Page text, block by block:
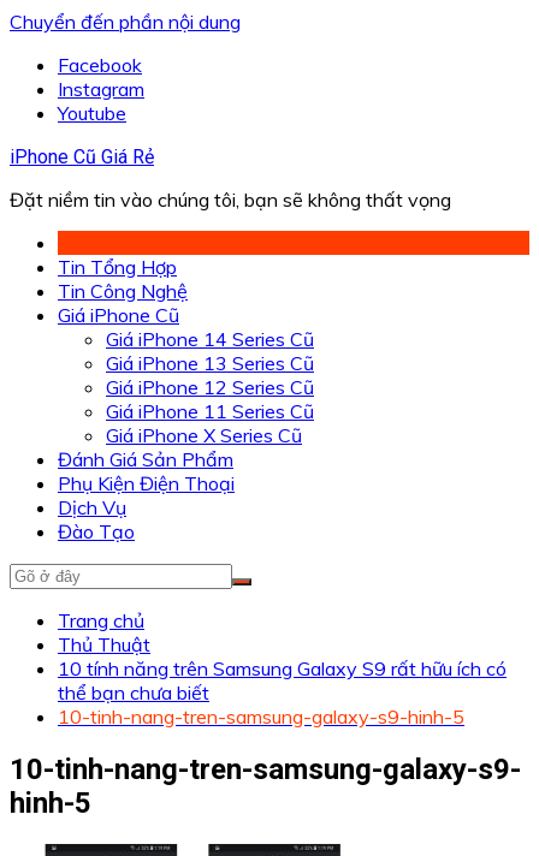
Chuyển đến phần nội dung
Facebook
Instagram
Youtube
iPhone Cũ Giá Rẻ
Đặt niềm tin vào chúng tôi, bạn sẽ không thất vọng
Tin Tổng Hợp
Tin Công Nghệ
Giá iPhone Cũ
Giá iPhone 14 Series Cũ
Giá iPhone 13 Series Cũ
Giá iPhone 12 Series Cũ
Giá iPhone 11 Series Cũ
Giá iPhone X Series Cũ
Đánh Giá Sản Phẩm
Phụ Kiện Điện Thoại
Dịch Vụ
Đào Tạo
Trang chủ
Thủ Thuật
10 tính năng trên Samsung Galaxy S9 rất hữu ích có
thể bạn chưa biết
10-tinh-nang-tren-samsung-galaxy-s9-hinh-5
10-tinh-nang-tren-samsung-galaxy-s9-
hinh-5